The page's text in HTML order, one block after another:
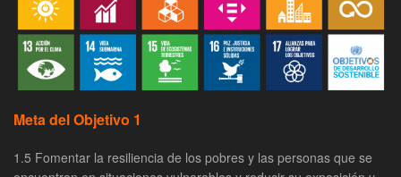
Meta del Objetivo 1
1.5 Fomentar la resiliencia de los pobres y las personas que se